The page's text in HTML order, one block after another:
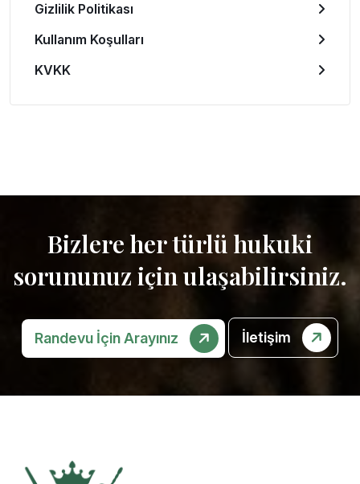
Gizlilik Politikası
Kullanım Koşulları
KVKK
Bizlere her türlü hukuki
sorununuz için ulaşabilirsiniz.
Randevu İçin Arayınız İletişim